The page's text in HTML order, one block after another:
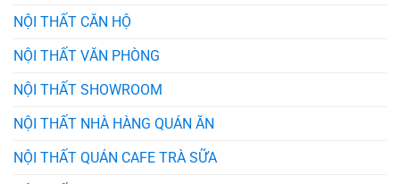
NỘI THẤT CĂN HỘ
NỘI THẤT VĂN PHÒNG
NỘI THẤT SHOWROOM
NỘI THẤT NHÀ HÀNG QUÁN ĂN
NỘI THẤT QUÁN CAFE TRÀ SỮA